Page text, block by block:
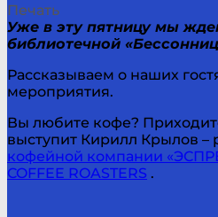
Печать
Уже в эту пятницу мы
библиотечной
Рассказываем о наших
мероприятия.
Вы любите кофе?
выступит Кирилл Крылов –
кофейной компании
COFFEE ROASTERS .